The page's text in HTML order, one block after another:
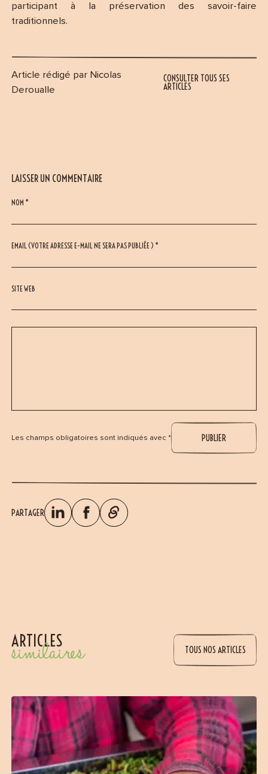
participant à la préservation des savoir-faire
traditionnels.
Article rédigé par Nicolas
Deroualle
CONSULTER TOUS SES
ARTICLES
LAISSER UN COMMENTAIRE
NOM *
EMAIL (VOTRE ADRESSE E-MAIL NE SERA PAS PUBLIÉE ) *
SITE WEB
Les champs obligatoires sont indiqués avec *
PARTAGER
ARTICLES
similaires TOUS NOS ARTICLES